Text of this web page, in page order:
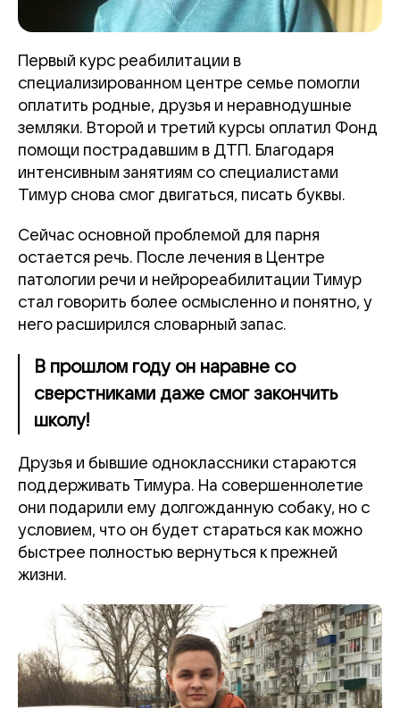
Первый курс реабилитации в
специализированном центре семье помогли
оплатить родные, друзья и неравнодушные
земляки. Второй и третий курсы оплатил Фонд
помощи пострадавшим в ДТП. Благодаря
интенсивным занятиям со специалистами
Тимур снова смог двигаться, писать буквы.
Сейчас основной проблемой для парня
остается речь. После лечения в Центре
патологии речи и нейрореабилитации Тимур
стал говорить более осмысленно и понятно, у
него расширился словарный запас.
В прошлом году он наравне со
сверстниками даже смог закончить
школу!
Друзья и бывшие одноклассники стараются
поддерживать Тимура. На совершеннолетие
они подарили ему долгожданную собаку, но с
условием, что он будет стараться как можно
быстрее полностью вернуться к прежней
жизни.